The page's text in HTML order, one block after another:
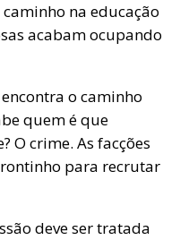
na educação
acabam ocupando
o caminho
quem é que
O crime. As facções
para recrutar
deve ser tratada